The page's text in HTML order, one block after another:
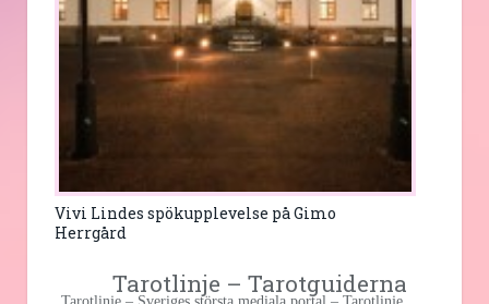
Vivi Lindes spökupplevelse på Gimo
Herrgård
Tarotlinje – Tarotguiderna